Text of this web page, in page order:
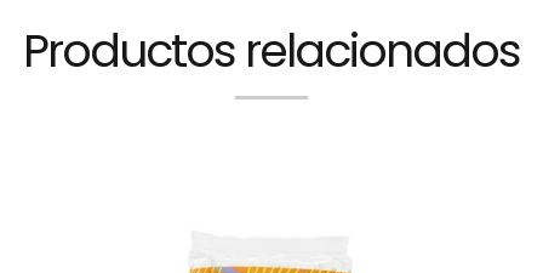
Productos relacionados